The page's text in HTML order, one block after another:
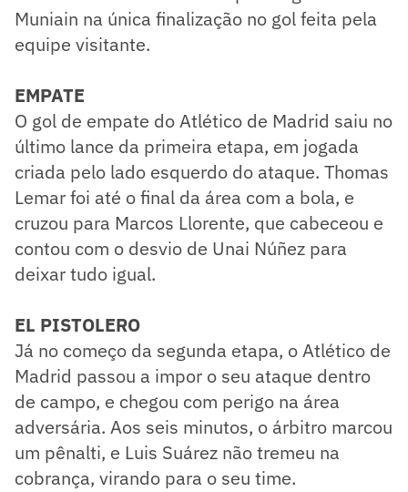
Muniain na única finalização no gol feita pela
equipe visitante.
EMPATE
O gol de empate do Atlético de Madrid saiu no
último lance da primeira etapa, em jogada
criada pelo lado esquerdo do ataque. Thomas
Lemar foi até o final da área com a bola, e
cruzou para Marcos Llorente, que cabeceou e
contou com o desvio de Unai Núñez para
deixar tudo igual.
EL PISTOLERO
Já no começo da segunda etapa, o Atlético de
Madrid passou a impor o seu ataque dentro
de campo, e chegou com perigo na área
adversária. Aos seis minutos, o árbitro marcou
um pênalti, e Luis Suárez não tremeu na
cobrança, virando para o seu time.